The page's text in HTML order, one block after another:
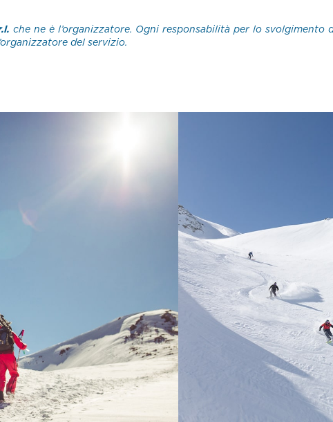
che ne è l’organizzatore. Ogni responsabilità per lo
del servizio.